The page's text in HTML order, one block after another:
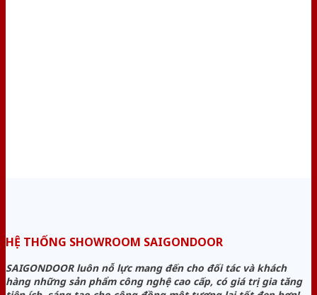
HỆ THỐNG SHOWROOM SAIGONDOOR
SAIGONDOOR luôn nỗ lực mang đến cho đối tác và khách
hàng những sản phẩm công nghệ cao cấp, có giá trị gia tăng